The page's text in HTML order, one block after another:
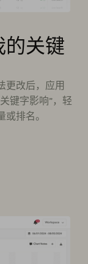
的关键
更改后，应用
键字影响”，轻
排名。